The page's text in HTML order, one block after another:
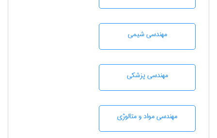
مهندسي شيمی
مهندسی پزشکی
مهندسی مواد و متالوژی